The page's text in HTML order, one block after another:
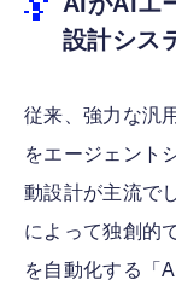
設計シス
従来、強力な汎
をエージェント
動設計が主流で
によって独創的
を自動化する「